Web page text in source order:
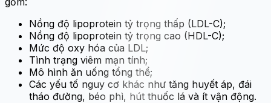
Nồng độ lipoprotein tỷ trọng thấp (LDL-C);
Nồng độ lipoprotein tỷ trọng cao (HDL-C);
Mức độ oxy hóa của LDL;
Tình trạng viêm mạn tính;
Mô hình ăn uống tổng thể;
Các yếu tố nguy cơ khác như tăng huyết áp, đái
tháo đường, béo phì, hút thuốc lá và ít vận động.